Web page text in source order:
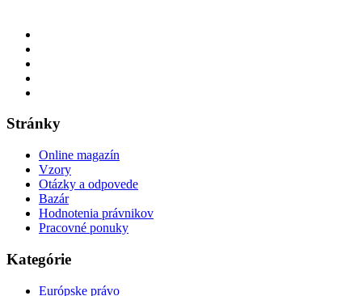
Stránky
Online magazín
Vzory
Otázky a odpovede
Bazár
Hodnotenia právnikov
Pracovné ponuky
Kategórie
Európske právo